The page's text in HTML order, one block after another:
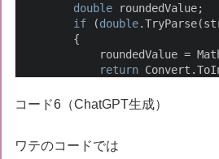
double roundedValue;
if (double
        {
roundedValue =
return
    }
}
コード6（ChatGPT生成）
ワテのコードでは